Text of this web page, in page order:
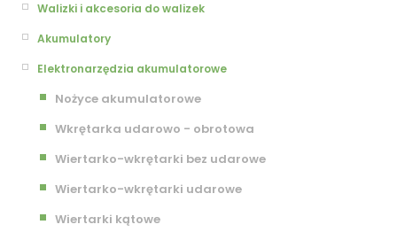
Walizki i akcesoria do walizek
Akumulatory
Elektronarzędzia akumulatorowe
Nożyce akumulatorowe
Wkrętarka udarowo - obrotowa
Wiertarko-wkrętarki bez udarowe
Wiertarko-wkrętarki udarowe
Wiertarki kątowe